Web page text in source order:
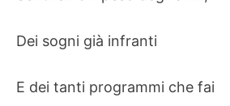
Dei sogni già infranti
E dei tanti programmi che fai